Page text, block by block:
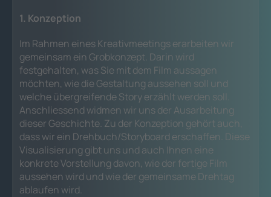
1. Konzeption
Im Rahmen eines Kreativmeetings erarbeiten wir
gemeinsam ein Grobkonzept. Darin wird
festgehalten, was Sie mit dem Film aussagen
möchten, wie die Gestaltung aussehen soll und
welche übergreifende Story erzählt werden soll.
Anschliessend widmen wir uns der Ausarbeitung
dieser Geschichte. Zu der Konzeption gehört auch,
dass wir ein Drehbuch/Storyboard erschaffen. Diese
Visualisierung gibt uns und auch Ihnen eine
konkrete Vorstellung davon, wie der fertige Film
aussehen wird und wie der gemeinsame Drehtag
ablaufen wird.